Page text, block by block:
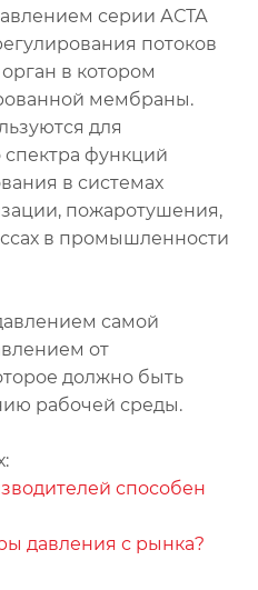
серии АСТА
потоков
в котором
мембраны.
для
функций
в системах
пожаротушения,
в промышленности
самой
от
должно быть
рабочей среды.
способен
давления с рынка?